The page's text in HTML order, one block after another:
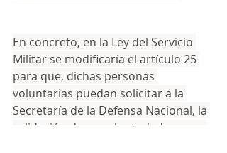
En concreto, en la Ley del Servicio
Militar se modificaría el artículo 25
para que, dichas personas
voluntarias puedan solicitar a la
Secretaría de la Defensa Nacional, la
validación de su voluntariado como